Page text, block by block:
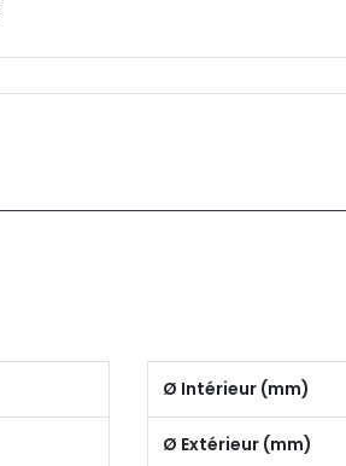
Ø Intérieur (mm)
Ø Extérieur (mm)